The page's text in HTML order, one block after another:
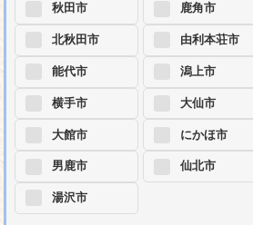
秋田市
北秋田市
能代市
横手市
大館市
男鹿市
湯沢市
鹿角市
由利本荘市
潟上市
大仙市
にかほ市
仙北市